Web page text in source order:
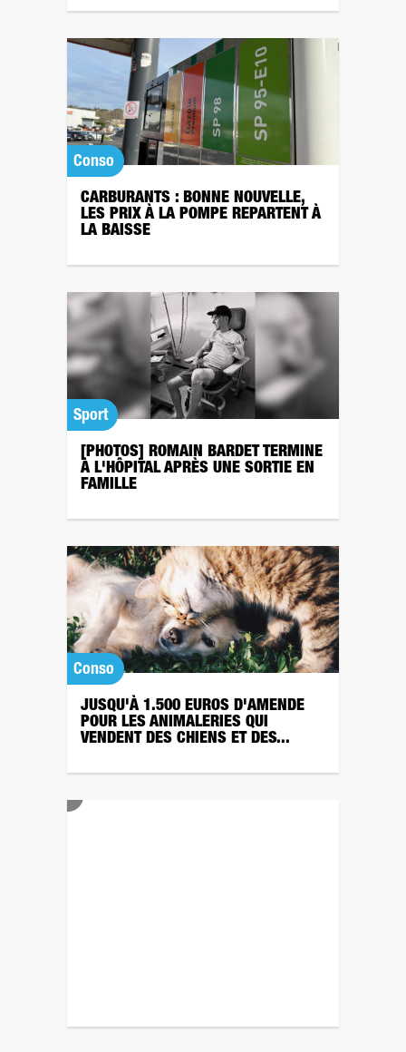
Conso
CARBURANTS : BONNE NOUVELLE,
LES PRIX À LA POMPE REPARTENT À
LA BAISSE
Sport
[PHOTOS] ROMAIN BARDET TERMINE
À L'HÔPITAL APRÈS UNE SORTIE EN
FAMILLE
Conso
JUSQU'À 1.500 EUROS D'AMENDE
POUR LES ANIMALERIES QUI
VENDENT DES CHIENS ET DES...